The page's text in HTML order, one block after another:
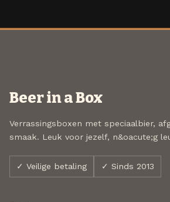
Beer in a Box
Verrassingsboxen met speciaalbier,
smaak. Leuk voor jezelf, n&oacute;g
✓ Veilige betaling ✓ Sinds 2013